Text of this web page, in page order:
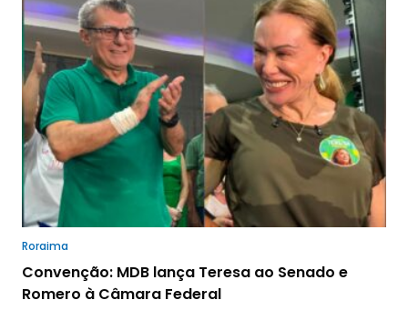
Roraima
Convenção: MDB lança Teresa ao Senado e
Romero à Câmara Federal